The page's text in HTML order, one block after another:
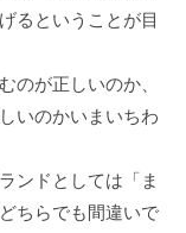
るということが目
のが正しいのか、
いのかいまいちわ
ンドとしては「ま
ちらでも間違いで